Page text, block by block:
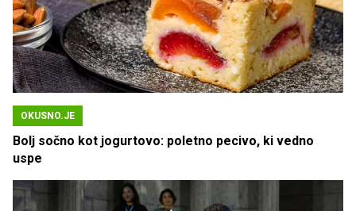
OKUSNO.JE
Bolj sočno kot jogurtovo: poletno pecivo, ki vedno
uspe